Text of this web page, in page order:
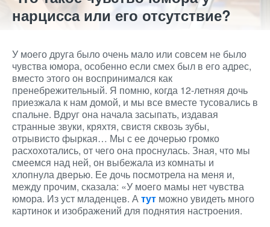
нарцисса или его отсутствие?
У моего друга было очень мало или совсем не было
чувства юмора, особенно если смех был в его адрес,
вместо этого он воспринимался как
пренебрежительный. Я помню, когда 12-летняя дочь
приезжала к нам домой, и мы все вместе тусовались в
спальне. Вдруг она начала засыпать, издавая
странные звуки, кряхтя, свистя сквозь зубы,
отрывисто фыркая… Мы с ее дочерью громко
расхохотались, от чего она проснулась. Зная, что мы
смеемся над ней, он выбежала из комнаты и
хлопнула дверью. Ее дочь посмотрела на меня и,
между прочим, сказала: «У моего мамы нет чувства
юмора. Из уст младенцев. Атут можно увидеть много
картинок и изображений для поднятия настроения.